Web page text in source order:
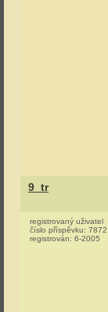
9_tr
registrovaný uživatel
číslo příspěvku: 7872
registrován: 6-2005